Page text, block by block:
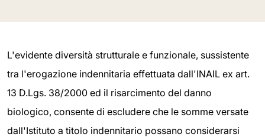
L'evidente diversità strutturale e funzionale, sussistente
tra l'erogazione indennitaria effettuata dall'INAIL ex art.
13 D.Lgs. 38/2000 ed il risarcimento del danno
biologico, consente di escludere che le somme versate
dall'Istituto a titolo indennitario possano considerarsi